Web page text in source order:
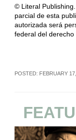
© Literal
parcial de esta
autorizada será
federal del derecho
POSTED: FEBRUARY